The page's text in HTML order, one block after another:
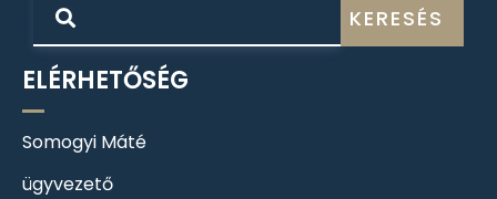
KERESÉS
ELÉRHETŐSÉG
Somogyi Máté
ügyvezető